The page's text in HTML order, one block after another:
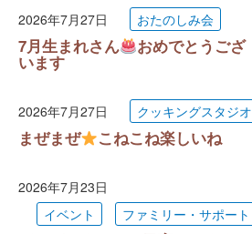
2026年7月27日 おたのしみ会
7月生まれさん おめでとうござ
います
2026年7月27日 クッキングスタジオ
まぜまぜ こねこね楽しいね
2026年7月23日
イベント
ファミリー・サポート